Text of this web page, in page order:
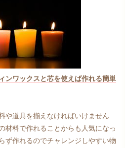
ンワックスと芯を使えば作れる簡単
や道具を揃えなければいけません
材料で作れることからも人気になっ
ず作れるのでチャレンジしやすい物